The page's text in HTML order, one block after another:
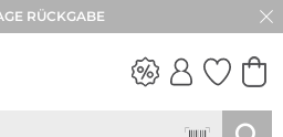
RÜCKGABE